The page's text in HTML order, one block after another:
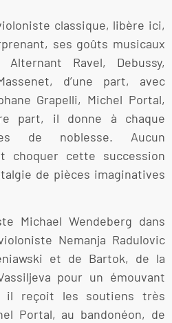
classique, libère ici,
ses goûts musicaux
Ravel, Debussy,
d’une part, avec
Grapelli, Michel Portal,
part, il donne à chaque
de noblesse. Aucun
choquer cette succession
de pièces imaginatives
Michael Wendeberg dans
Nemanja Radulovic
et de Bartok, de la
pour un émouvant
il reçoit les soutiens très
Portal, au bandonéon, de